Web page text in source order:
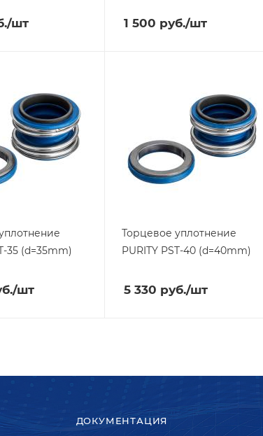
/шт 1 500 руб./шт
35 (d=35mm)
/шт
Торцевое уплотнение
PURITY PST-40 (d=40mm)
5 330 руб./шт
ДОКУМЕНТАЦИЯ